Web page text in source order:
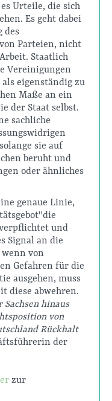
Urteile, die sich
Es geht dabei
des
Parteien, nicht
Staatlich
Vereinigungen
eigenständig zu
Maße an ein
der Staat selbst.
sachliche
sie auf
beruht und
oder ähnliches
genaue Linie,
die
und
Signal an die
von
Gefahren für die
ausgehen, muss
diese abwehren.
hinaus
von
Rückhalt
der
zur